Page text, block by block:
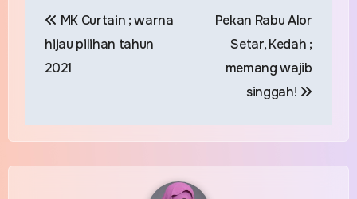
navigation
MK Curtain ; warna
hijau pilihan tahun
2021
Pekan Rabu Alor
Setar, Kedah ;
memang wajib
singgah!